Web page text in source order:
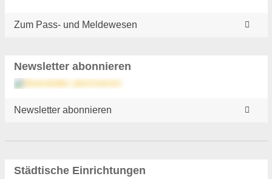
Zum Pass- und Meldewesen
Newsletter abonnieren
Newsletter abonnieren
Städtische Einrichtungen